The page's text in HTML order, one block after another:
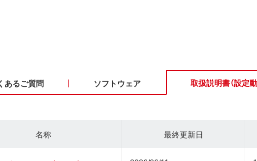
あるご質問 ソフトウェア 取扱説明書（設定動
名称 最終更新日